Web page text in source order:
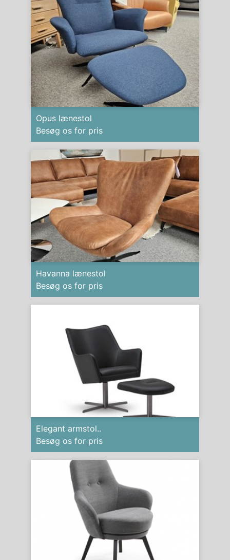
Opus lænestol
Besøg os for pris
Havanna lænestol
Besøg os for pris
Elegant armstol..
Besøg os for pris